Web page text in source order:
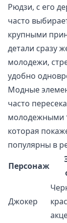
Рюдзи, с его
часто
крупными
детали сразу
молодежи,
удобно
Модные
часто
молодежными
которая
популярны в
Персонаж
Джокер